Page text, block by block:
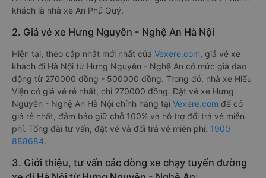
khách là nhà xe An Phú Quý.
2. Giá vé xe Hưng Nguyên - Nghệ An Hà Nội
Hiện tại, theo cập nhật mới nhất của Vexere.com, giá vé xe
khách đi Hà Nội từ Hưng Nguyên - Nghệ An có mức giá dao
động từ 270000 đồng - 500000 đồng. Trong đó, nhà xe Hiếu
Viện có giá vé rẻ nhất, chỉ 270000 đồng. Đặt vé xe Hưng
Nguyên - Nghệ An Hà Nội chính hãng tại Vexere.com để có
giá rẻ nhất, đảm bảo giữ chỗ 100% và hỗ trợ đổi trả vé miễn
phí. Tổng đài tư vấn, đặt vé và đổi trả vé miễn phí: 1900
888684.
3. Giới thiệu, tư vấn các dòng xe chạy tuyến đường